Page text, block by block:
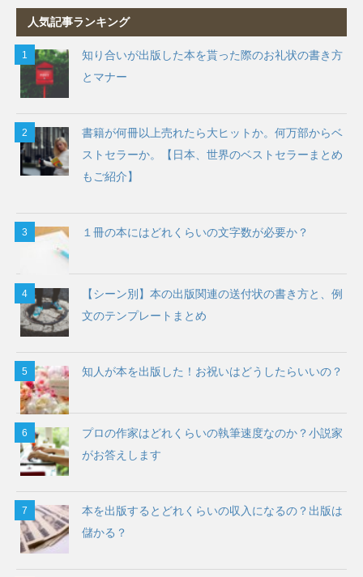
人気記事ランキング
知り合いが出版した本を貰った際のお礼状の書き方
とマナー
書籍が何冊以上売れたら大ヒットか。何万部からベ
ストセラーか。【日本、世界のベストセラーまとめ
もご紹介】
１冊の本にはどれくらいの文字数が必要か？
【シーン別】本の出版関連の送付状の書き方と、例
文のテンプレートまとめ
知人が本を出版した！お祝いはどうしたらいいの？
プロの作家はどれくらいの執筆速度なのか？小説家
がお答えします
本を出版するとどれくらいの収入になるの？出版は
儲かる？